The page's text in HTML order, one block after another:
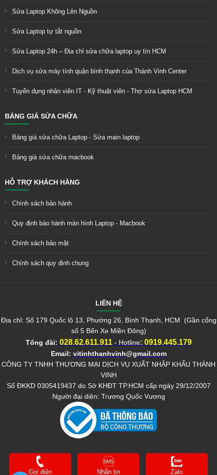
Sửa Laptop Không Lên Nguồn
Sửa Laptop tự tắt nguồn
Sửa Laptop 24h – Địa chỉ sửa chữa laptop uy tín HCM
Dịch vụ sửa máy tính quận bình thạnh của Thành Vinh Center
Tuyển dụng nhân viên IT - Kỹ thuật viên - Thợ sửa Laptop HCM
BẢNG GIÁ SỬA CHỮA
Bảng giá sửa chữa Laptop - Sửa main laptop
Bảng giá sửa chữa macbook
HỖ TRỢ KHÁCH HÀNG
Chính sách bảo hành
Quy định bảo hành màn hình Laptop - Macbook
Chính sách bảo mật
Chính sách quy định chung
LIÊN HỆ
Địa chỉ: Số 179 Quốc lộ 13, Phường 26, Bình Thạnh, HCM (Gần cổng
số 5 Bến Xe Miền Đông)
Tổng đài: 028.62.611.911 - Hotline: 0919.445.179
Email: vitinhthanhvinh@gmail.com
CÔNG TY TNHH THƯƠNG MẠI DỊCH VỤ XUẤT NHẬP KHẨU THÀNH
VINH
Số ĐKKD 0305419437 do Sở KHĐT TP.HCM cấp ngày 29/12/2007
Người đại diện: Trương Quốc Vương
Gọi điện Nhắn tin Zalo